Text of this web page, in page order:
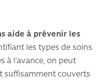
aide à prévenir les
les types de soins
à l'avance, on peut
suffisamment couverts